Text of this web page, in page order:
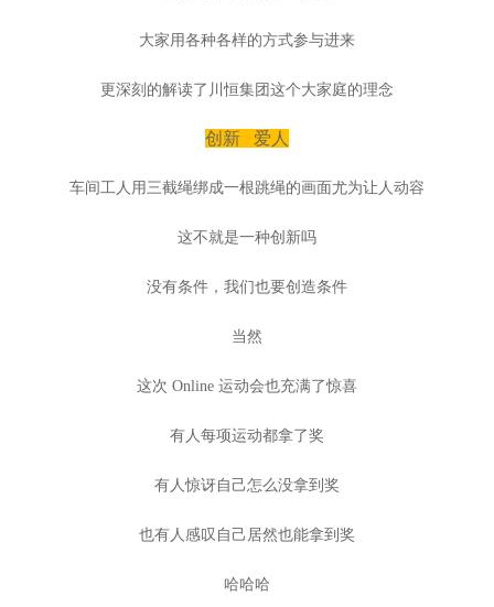
大家用各种各样的方式参与进来
更深刻的解读了川恒集团这个大家庭的理念
创新 爱人
车间工人用三截绳绑成一根跳绳的画面尤为让人动容
这不就是一种创新吗
没有条件，我们也要创造条件
当然
这次 Online 运动会也充满了惊喜
有人每项运动都拿了奖
有人惊讶自己怎么没拿到奖
也有人感叹自己居然也能拿到奖
哈哈哈